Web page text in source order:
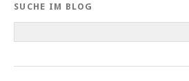
SUCHE IM BLOG